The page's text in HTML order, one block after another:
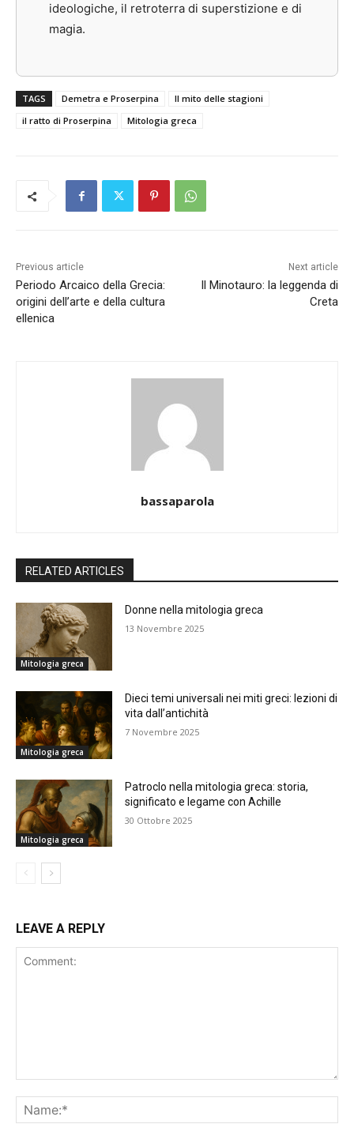
ideologiche, il retroterra di superstizione e di
magia.
TAGS Demetra e Proserpina
Il mito delle stagioni
il ratto di Proserpina
Mitologia greca
Previous article
Periodo Arcaico della Grecia:
origini dell’arte e della cultura
ellenica
Next article
Il Minotauro: la leggenda di
Creta
bassaparola
RELATED ARTICLES
Mitologia greca
Donne nella mitologia greca
13 Novembre 2025
Mitologia greca
Dieci temi universali nei miti greci: lezioni di
vita dall’antichità
7 Novembre 2025
Mitologia greca
Patroclo nella mitologia greca: storia,
significato e legame con Achille
30 Ottobre 2025
LEAVE A REPLY